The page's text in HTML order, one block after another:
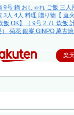
9号 鍋 おしゃれ ご飯 三人
3人 4人 料理 贈り物【 直
飯 OK】（ 9号 2.7L 炊飯
） 菊花 銀峯 GINPO 萬古
楽